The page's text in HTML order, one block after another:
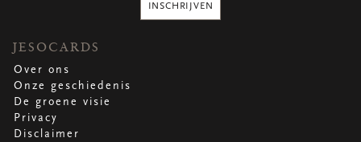
INSCHRIJVEN
JESOCARDS
Over ons
Onze geschiedenis
De groene visie
Privacy
Disclaimer